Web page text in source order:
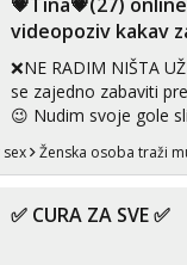
videopoziv kakav
❌NE RADIM NIŠTA UŽIVO❌
se zajedno zabaviti
😉 Nudim svoje gole
videouradke. 🤩 Za
poruku na Whatsapp,
autentičnosti možeš
sex Ženska osoba traži
✅ CURA ZA SVE ✅